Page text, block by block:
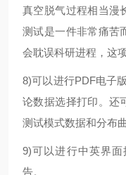
真空脱气过程相当漫
测试是一件非常痛苦
会耽误科研进程，这
8)可以进行PDF电子
论数据选择打印。还
测试模式数据和分布
9)可以进行中英界
告。